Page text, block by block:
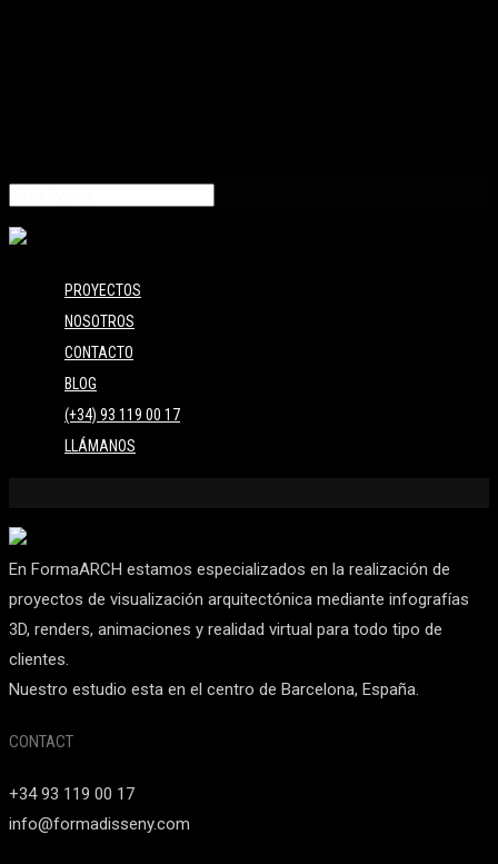
PROYECTOS
NOSOTROS
CONTACTO
BLOG
(+34) 93 119 00 17
LLÁMANOS
En FormaARCH estamos especializados en la realización de
proyectos de visualización arquitectónica mediante infografías
3D, renders, animaciones y realidad virtual para todo tipo de
clientes.
Nuestro estudio esta en el centro de Barcelona, España.
CONTACT
+34 93 119 00 17
info@formadisseny.com